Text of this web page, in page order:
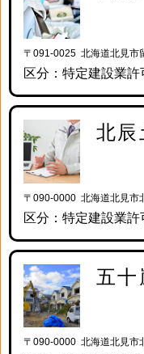
〒091-0025 北海道北見市
区分：特定建設業許
北辰
〒090-0000 北海道北見市
区分：特定建設業許
五十
〒090-0000 北海道北見市